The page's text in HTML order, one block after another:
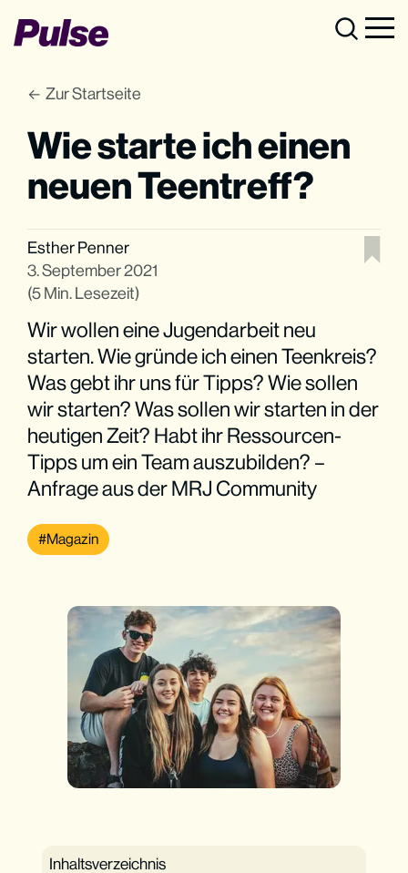
Zur Startseite
Wie starte ich einen
neuen Teentreff?
Esther Penner
3. September 2021
(5 Min. Lesezeit)
Wir wollen eine Jugendarbeit neu
starten. Wie gründe ich einen Teenkreis?
Was gebt ihr uns für Tipps? Wie sollen
wir starten? Was sollen wir starten in der
heutigen Zeit? Habt ihr Ressourcen-
Tipps um ein Team auszubilden? –
Anfrage aus der MRJ Community
Magazin
Inhaltsverzeichnis